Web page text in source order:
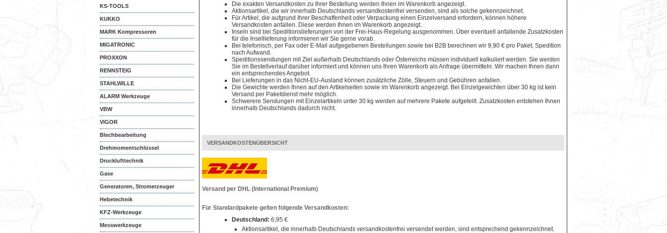
KS-TOOLS
KUKKO
MARK Kompressoren
MIGATRONIC
PROXXON
RENNSTEIG
STAHLWILLE
ALARM Werkzeuge
VBW
VIGOR
Blechbearbeitung
Drehmomentschlüssel
Drucklufttechnik
Gase
Generatoren, Stromerzeuger
Hebetechnik
KFZ-Werkzeuge
Messwerkzeuge
Die exakten Versandkosten zu Ihrer Bestellung werden Ihnen im Warenkorb angezeigt.
Aktionsartikel, die wir innerhalb Deutschlands versandkostenfrei versenden, sind als solche gekennzeichnet.
Für Artikel, die aufgrund Ihrer Beschaffenheit oder Verpackung einen Einzelversand erfordern, können höhere
Versandkosten anfallen. Diese werden Ihnen im Warenkorb angezeigt.
Inseln sind bei Speditionslieferungen von der Frei-Haus-Regelung ausgenommen. Über eventuell anfallende Zusatzkosten
für die Insellieferung informieren wir Sie gerne vorab.
Bei telefonisch, per Fax oder E-Mail aufgegebenen Bestellungen sowie bei B2B berechnen wir 9,90 € pro Paket, Spedition
nach Aufwand.
Speditionssendungen mit Ziel außerhalb Deutschlands oder Österreichs müssen individuell kalkuliert werden. Sie werden
Sie im Bestellverlauf darüber informiert und können uns Ihren Warenkorb als Anfrage übermitteln. Wir machen Ihnen dann
ein entsprechendes Angebot.
Bei Lieferungen in das Nicht-EU-Ausland können zusätzliche Zölle, Steuern und Gebühren anfallen.
Die Gewichte werden Ihnen auf den Artikelseiten sowie im Warenkorb angezeigt. Bei Einzelgewichten über 30 kg ist kein
Versand per Paketdienst mehr möglich.
Schwerere Sendungen mit Einzelartikeln unter 30 kg werden auf mehrere Pakete aufgeteilt. Zusatzkosten entstehen Ihnen
innerhalb Deutschlands dadurch nicht.
VERSANDKOSTENÜBERSICHT
Versand per DHL (International Premium)
Für Standardpakete gelten folgende Versandkosten:
Deutschland: 6,95 €
Aktionsartikel, die innerhalb Deutschlands versandkostenfrei versendet werden, sind entsprechend gekennzeichnet.